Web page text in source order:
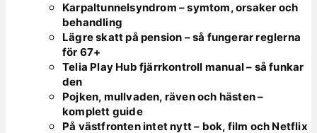
Karpaltunnelsyndrom – symtom, orsaker och
behandling
Lägre skatt på pension – så fungerar reglerna
för 67+
Telia Play Hub fjärrkontroll manual – så funkar
den
Pojken, mullvaden, räven och hästen –
komplett guide
På västfronten intet nytt – bok, film och Netflix